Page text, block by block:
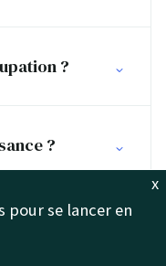
?
?
à nouveau)
x
pour se lancer en